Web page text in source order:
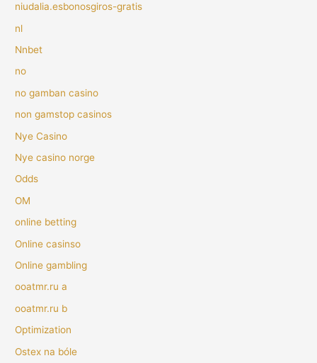
niudalia.esbonosgiros-gratis
nl
Nnbet
no
no gamban casino
non gamstop casinos
Nye Casino
Nye casino norge
Odds
OM
online betting
Online casinso
Online gambling
ooatmr.ru a
ooatmr.ru b
Optimization
Ostex na bóle